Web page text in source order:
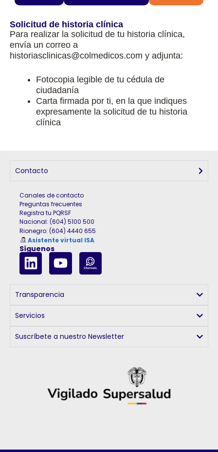
Solicitud de historia clínica
Para realizar la solicitud de tu historia clínica,
envía un correo a
historiasclinicas@colmedicos.com y adjunta:
Fotocopia legible de tu cédula de
ciudadanía
Carta firmada por ti, en la que indiques
expresamente la solicitud de tu historia
clínica
Contacto
Canales de contacto
Preguntas frecuentes
Registra tu PQRSF
Nacional: (604) 5100 500
Rionegro: (604) 4440 655
Asistente virtual ISA
Síguenos
Transparencia
Servicios
Suscríbete a nuestro Newsletter